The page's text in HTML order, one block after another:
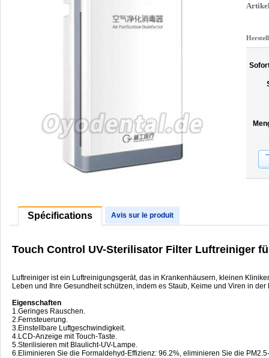
Spécifications Avis sur le produit
Touch Control UV-Sterilisator Filter Luftreiniger
Luftreiniger ist ein Luftreinigungsgerät, das in Krankenhäusern, kleinen
Leben und Ihre Gesundheit schützen, indem es Staub, Keime und Viren in der
Eigenschaften
1.Geringes Rauschen.
2.Fernsteuerung.
3.Einstellbare Luftgeschwindigkeit.
4.LCD-Anzeige mit Touch-Taste.
5.Sterilisieren mit Blaulicht-UV-Lampe.
6.Eliminieren Sie die Formaldehyd-Effizienz: 96.2%, eliminieren Sie die